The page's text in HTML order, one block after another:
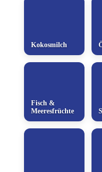
Kokosmilch
Fisch &
Meeresfrüchte